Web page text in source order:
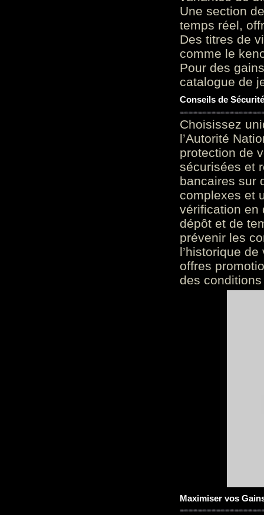
Une section
temps réel,
Des titres de
comme le
Pour des
catalogue de
Conseils de
Choisissez
l’Autorité
protection de
sécurisées et
bancaires sur
complexes et
vérification en
dépôt et de
prévenir les
l’historique
offres
des
Maximiser vos